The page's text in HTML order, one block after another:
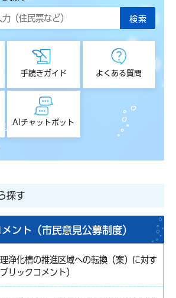
手続きガイド よくある質問
AIチャットボット
探す
ント（市民意見公募制度）
理浄化槽の推進区域への転換（案）に対す
リックコメント）